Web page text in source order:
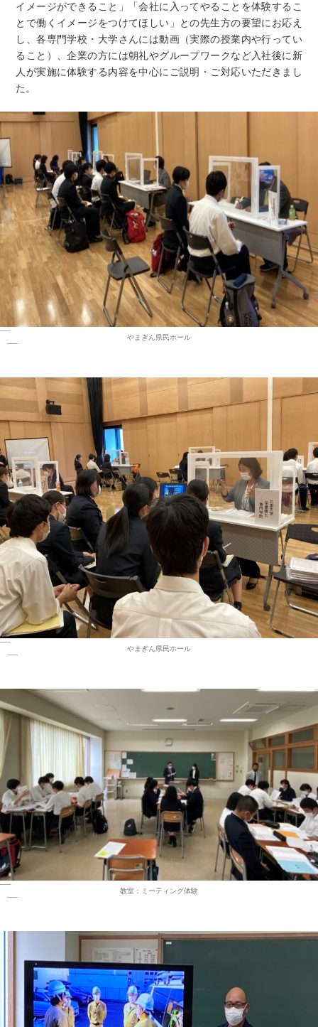
イメージができること」「会社に入ってやることを体験するこ
とで働くイメージをつけてほしい」との先生方の要望にお応え
し、各専門学校・大学さんには動画（実際の授業内や行ってい
ること）、企業の方には朝礼やグループワークなど入社後に新
人が実施に体験する内容を中心にご説明・ご対応いただきまし
た。
やまぎん県民ホール
やまぎん県民ホール
教室：ミーティング体験